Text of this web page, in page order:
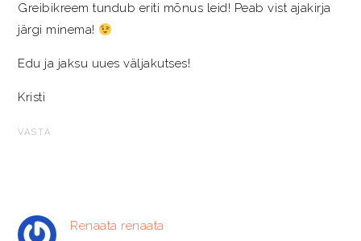
Greibikreem tundub eriti mõnus leid! Peab vist ajakirja
järgi minema!
Edu ja jaksu uues väljakutses!
Kristi
VASTA
Renaata renaata